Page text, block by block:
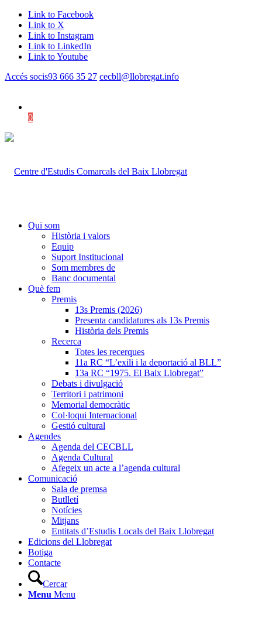
Link to Facebook
Link to X
Link to Instagram
Link to LinkedIn
Link to Youtube
Accés socis93 666 35 27 cecbll@llobregat.info
0
Qui som
Història i valors
Equip
Suport Institucional
Som membres de
Banc documental
Què fem
Premis
13s Premis (2026)
Presenta candidatures als 13s Premis
Història dels Premis
Recerca
Totes les recerques
11a RC “L’exili i la deportació al BLL”
13a RC “1975. El Baix Llobregat”
Debats i divulgació
Territori i patrimoni
Memorial democràtic
Col·loqui Internacional
Gestió cultural
Agendes
Agenda del CECBLL
Agenda Cultural
Afegeix un acte a l’agenda cultural
Comunicació
Sala de premsa
Butlletí
Notícies
Mitjans
Entitats d’Estudis Locals del Baix Llobregat
Edicions del Llobregat
Botiga
Contacte
Cercar
Menu Menu